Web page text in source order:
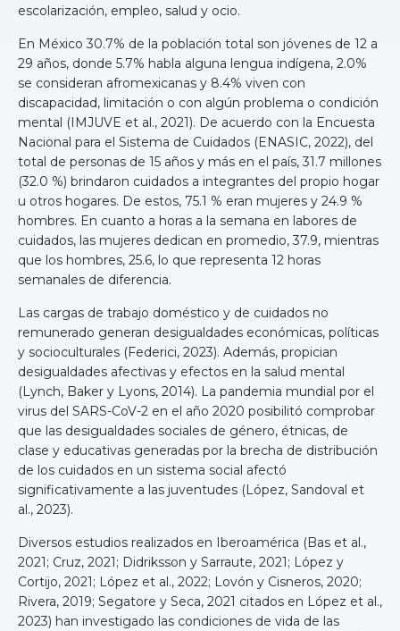
escolarización, empleo, salud y ocio.
En México 30.7% de la población total son jóvenes de 12 a
29 años, donde 5.7% habla alguna lengua indígena, 2.0%
se consideran afromexicanas y 8.4% viven con
discapacidad, limitación o con algún problema o condición
mental (IMJUVE et al., 2021). De acuerdo con la Encuesta
Nacional para el Sistema de Cuidados (ENASIC, 2022), del
total de personas de 15 años y más en el país, 31.7 millones
(32.0 %) brindaron cuidados a integrantes del propio hogar
u otros hogares. De estos, 75.1 % eran mujeres y 24.9 %
hombres. En cuanto a horas a la semana en labores de
cuidados, las mujeres dedican en promedio, 37.9, mientras
que los hombres, 25.6, lo que representa 12 horas
semanales de diferencia.
Las cargas de trabajo doméstico y de cuidados no
remunerado generan desigualdades económicas, políticas
y socioculturales (Federici, 2023). Además, propician
desigualdades afectivas y efectos en la salud mental
(Lynch, Baker y Lyons, 2014). La pandemia mundial por el
virus del SARS-CoV-2 en el año 2020 posibilitó comprobar
que las desigualdades sociales de género, étnicas, de
clase y educativas generadas por la brecha de distribución
de los cuidados en un sistema social afectó
significativamente a las juventudes (López, Sandoval et
al., 2023).
Diversos estudios realizados en Iberoamérica (Bas et al.,
2021; Cruz, 2021; Didriksson y Sarraute, 2021; López y
Cortijo, 2021; López et al., 2022; Lovón y Cisneros, 2020;
Rivera, 2019; Segatore y Seca, 2021 citados en López et al.,
2023) han investigado las condiciones de vida de las